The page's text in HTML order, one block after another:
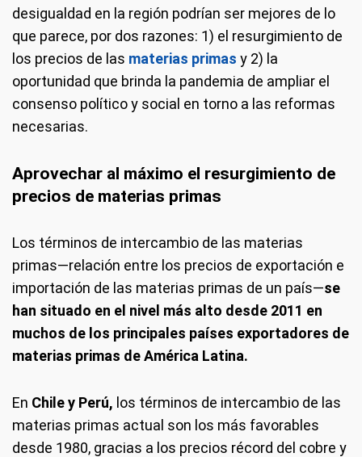
desigualdad en la región podrían ser mejores de lo
que parece, por dos razones: 1) el resurgimiento de
los precios de las materias primas y 2) la
oportunidad que brinda la pandemia de ampliar el
consenso político y social en torno a las reformas
necesarias.
Aprovechar al máximo el resurgimiento de
precios de materias primas
Los términos de intercambio de las materias
primas—relación entre los precios de exportación e
importación de las materias primas de un país—se
han situado en el nivel más alto desde 2011 en
muchos de los principales países exportadores de
materias primas de América Latina.
En Chile y Perú, los términos de intercambio de las
materias primas actual son los más favorables
desde 1980, gracias a los precios récord del cobre y